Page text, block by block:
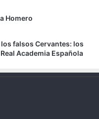
Homero
falsos Cervantes: los
Academia Española